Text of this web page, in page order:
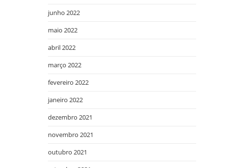
junho 2022
maio 2022
abril 2022
março 2022
fevereiro 2022
janeiro 2022
dezembro 2021
novembro 2021
outubro 2021